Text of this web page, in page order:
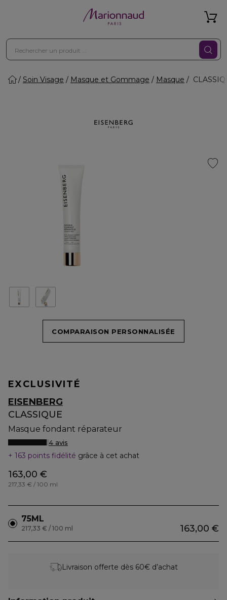
Soin Visage Masque et Gommage Masque
COMPARAISON PERSONNALISÉE
EXCLUSIVITÉ
EISENBERG
CLASSIQUE
Masque fondant réparateur
4 avis
163 points fidélité grâce à cet achat
163,00 €
217,33 € / 100 ml
75ML
163,00 €
217,33 € / 100 ml
Livraison offerte dès 60€ d’achat